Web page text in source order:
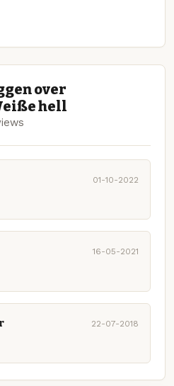
over
hell
01-10-2022
16-05-2021
22-07-2018